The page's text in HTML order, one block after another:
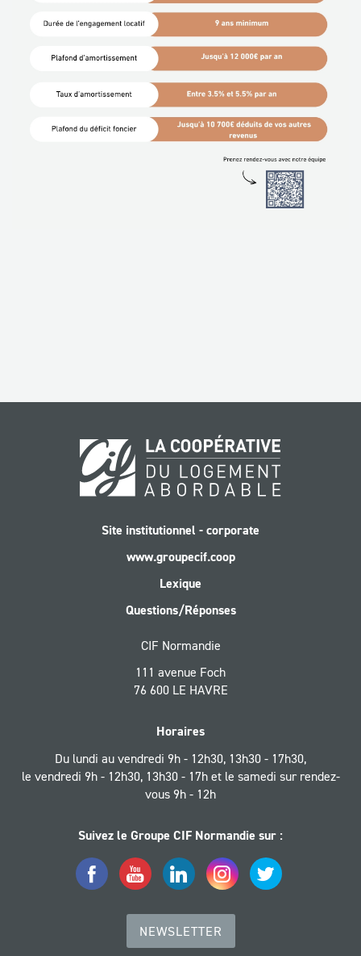
Site institutionnel - corporate
www.groupecif.coop
Lexique
Questions/Réponses
CIF Normandie
111 avenue Foch
76 600 LE HAVRE
Horaires
Du lundi au vendredi 9h - 12h30, 13h30 - 17h30,
le vendredi 9h - 12h30, 13h30 - 17h et le samedi sur rendez-
vous 9h - 12h
Suivez le Groupe CIF Normandie sur :
FacebookYouTube LinkedInInstagramTwitter
NEWSLETTER